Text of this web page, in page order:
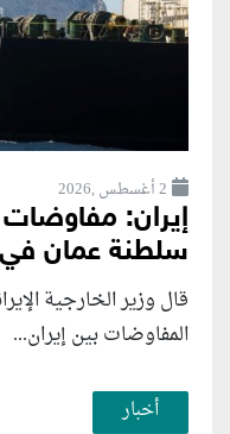
2 أغسطس ,2026
إيران:
سلطنة عمان في
قال وزير الخارجية
المفاوضات بين إيران...
أخبار